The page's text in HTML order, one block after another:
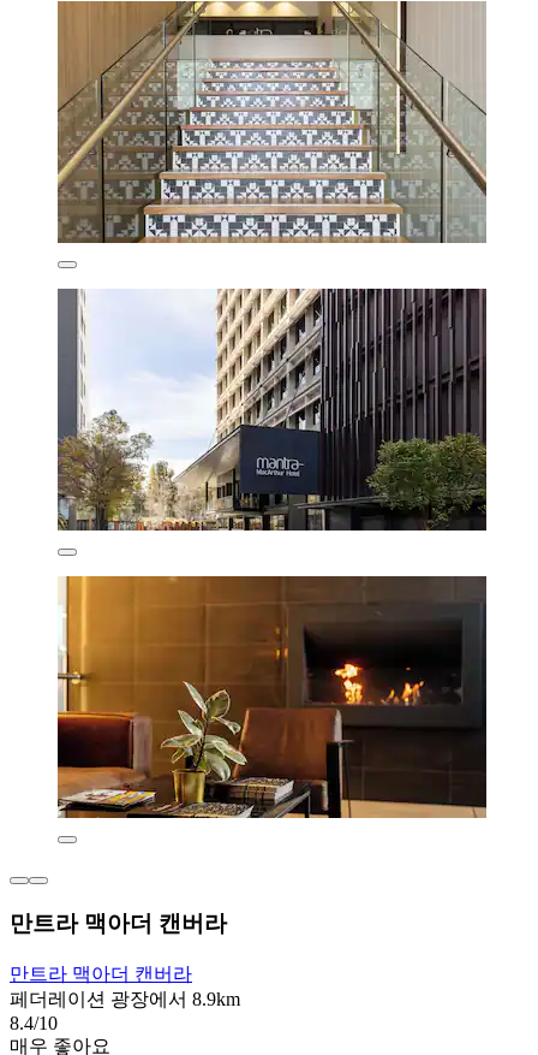
만트라 맥아더 캔버라
만트라 맥아더 캔버라
페더레이션 광장에서 8.9km
8.4/10
매우 좋아요